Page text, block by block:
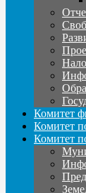
Комитет
Комитет
Комитет